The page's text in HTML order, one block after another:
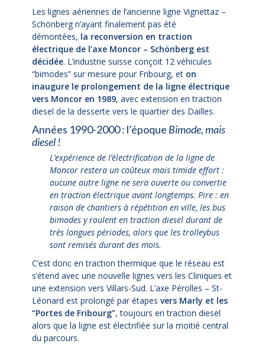
Les lignes aériennes de l’ancienne ligne Vignettaz –
Schönberg n’ayant finalement pas été
démontées, la reconversion en traction
électrique de l’axe Moncor – Schönberg est
décidée. L’industrie suisse conçoit 12 véhicules
“bimodes” sur mesure pour Fribourg, et on
inaugure le prolongement de la ligne électrique
vers Moncor en 1989, avec extension en traction
diesel de la desserte vers le quartier des Dailles.
Années 1990-2000 : l’époque Bimode, mais
diesel !
L’expérience de l’électrification de la ligne de
Moncor restera un coûteux mais timide effort :
aucune autre ligne ne sera ouverte ou convertie
en traction électrique avant longtemps. Pire : en
raison de chantiers à répétition en ville, les bus
bimodes y roulent en traction diesel durant de
très longues périodes, alors que les trolleybus
sont remisés durant des mois.
C’est donc en traction thermique que le réseau est
s’étend avec une nouvelle lignes vers les Cliniques et
une extension vers Villars-Sud. L’axe Pérolles – St-
Léonard est prolongé par étapes vers Marly et les
“Portes de Fribourg”, toujours en traction diesel
alors que la ligne est électrifiée sur la moitié central
du parcours.